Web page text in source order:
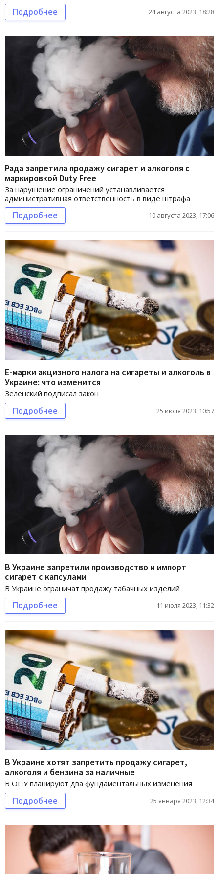
Подробнее 24 августа 2023, 18:28
Рада запретила продажу сигарет и алкоголя с
маркировкой Duty Free
За нарушение ограничений устанавливается
административная ответственность в виде штрафа
Подробнее 10 августа 2023, 17:06
Е-марки акцизного налога на сигареты и алкоголь в
Украине: что изменится
Зеленский подписал закон
Подробнее 25 июля 2023, 10:57
В Украине запретили производство и импорт
сигарет с капсулами
В Украине ограничат продажу табачных изделий
Подробнее 11 июля 2023, 11:32
В Украине хотят запретить продажу сигарет,
алкоголя и бензина за наличные
В ОПУ планируют два фундаментальных изменения
Подробнее 25 января 2023, 12:34